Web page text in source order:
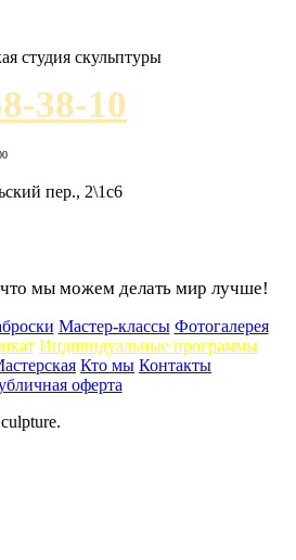
студия скульптуры
38-10
пер., 2\1с6
мы можем делать мир лучше!
Мастер-классы Фотогалерея
Индивидуальные программы
Кто мы Контакты
оферта